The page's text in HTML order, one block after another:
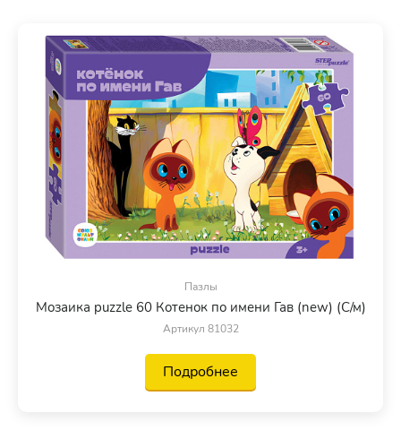
Пазлы
Мозаика puzzle 60 Котенок по имени Гав (new) (С/м)
Артикул 81032
Подробнее